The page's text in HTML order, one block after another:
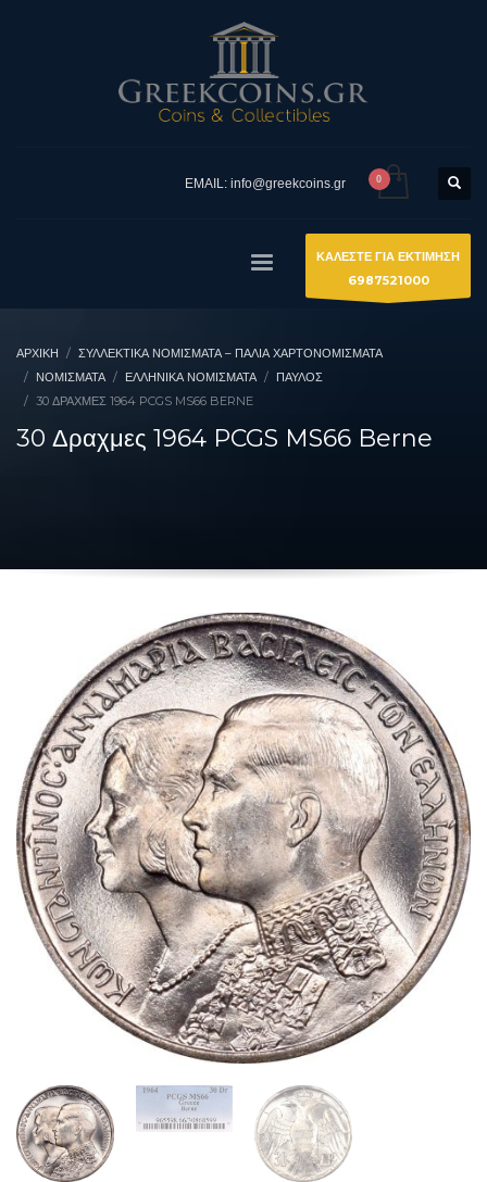
EMAIL: info@greekcoins.gr
ΚΑΛΕΣΤΕ ΓΙΑ ΕΚΤΙΜΗΣΗ
6987521000
ΑΡΧΙΚΉ
ΣΥΛΛΕΚΤΙΚΆ ΝΟΜΊΣΜΑΤΑ – ΠΑΛΙΆ ΧΑΡΤΟΝΟΜΊΣΜΑΤΑ
ΝΟΜΙΣΜΑΤΑ
ΕΛΛΗΝΙΚΆ ΝΟΜΊΣΜΑΤΑ
ΠΑΎΛΟΣ
30 ΔΡΑΧΜΕΣ 1964 PCGS MS66 BERNE
30 Δραχμες 1964 PCGS MS66 Berne